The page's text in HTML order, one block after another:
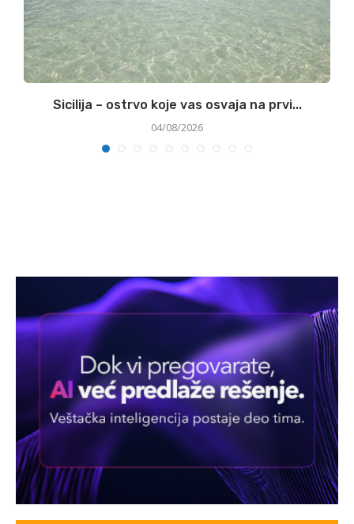
Sicilija – ostrvo koje vas osvaja na prvi...
04/08/2026